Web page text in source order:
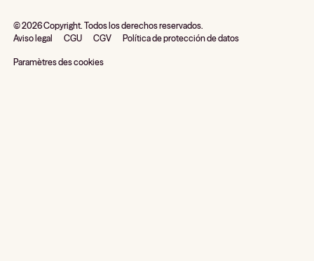
©2026Copyright. Todos los derechos reservados.
Aviso legal
CGU CGV Política de protección de datos
Paramètres des cookies